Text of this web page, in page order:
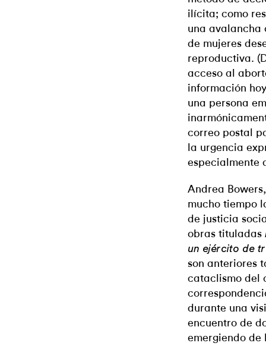
ilícita; como
una avalancha
de mujeres
reproductiva.
acceso al
información
una persona
correo postal
la urgencia
especialmente
Andrea
mucho tiempo
de justicia
obras tituladas
un ejército de
son anteriores
cataclismo del
durante una
encuentro de
emergiendo de